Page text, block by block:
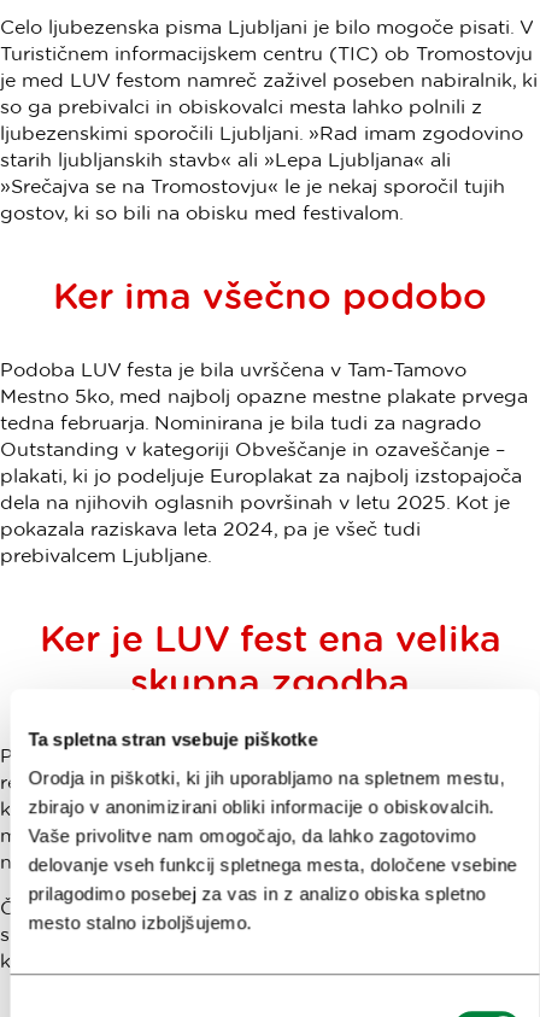
Ta spletna stran vsebuje piškotke
Orodja in piškotki, ki jih uporabljamo na spletnem mestu,
zbirajo v anonimizirani obliki informacije o obiskovalcih.
Vaše privolitve nam omogočajo, da lahko zagotovimo
delovanje vseh funkcij spletnega mesta, določene vsebine
prilagodimo posebej za vas in z analizo obiska spletno
mesto stalno izboljšujemo.
Celo ljubezenska pisma Ljubljani je bilo mogoče pisati. V
Turističnem informacijskem centru (TIC) ob Tromostovju
je med LUV festom namreč zaživel poseben nabiralnik, ki
so ga prebivalci in obiskovalci mesta lahko polnili z
ljubezenskimi sporočili Ljubljani. »Rad imam zgodovino
starih ljubljanskih stavb« ali »Lepa Ljubljana« ali
»Srečajva se na Tromostovju« le je nekaj sporočil tujih
gostov, ki so bili na obisku med festivalom.
Ker ima všečno podobo
Podoba LUV festa je bila uvrščena v Tam-Tamovo
Mestno 5ko, med najbolj opazne mestne plakate prvega
tedna februarja. Nominirana je bila tudi za nagrado
Outstanding v kategoriji Obveščanje in ozaveščanje –
plakati, ki jo podeljuje Europlakat za najbolj izstopajoča
dela na njihovih oglasnih površinah v letu 2025. Kot je
pokazala raziskava leta 2024, pa je všeč tudi
prebivalcem Ljubljane.
Ker je LUV fest ena velika
skupna zgodba
Pri letošnjem LUV festu je sodelovalo in ustvarjalo
rekordno število organizacij, ustvarjalcev, gostincev,
kulturnih institucij, hotelirjev, nevladnih organizacij in
mladih. Veliko med njimi je prav za festival pripravilo
nekaj novega, posebnega, od doživetij do okusov.
Četrti LUV fest je bil tako največji doslej. Bil je velika
skupna zgodba. Turizma Ljubljana, številnih partnerjev in
kajpak obiskovalcev. In prav to je tisto, kar šteje največ.